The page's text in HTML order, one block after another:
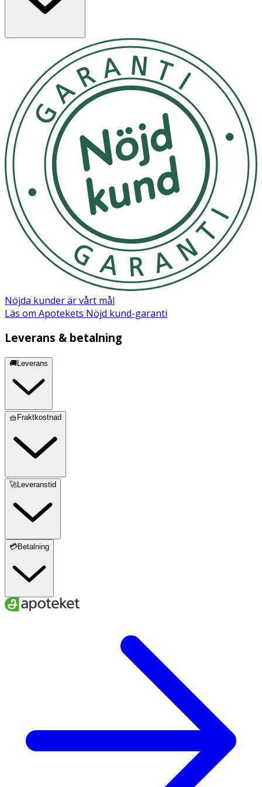
- Förvaras i rumstemperatur.
Nöjda kunder är vårt mål
Läs om Apotekets Nöjd kund-garanti
Leverans & betalning
🚚Leverans
🧺Fraktkostnad
🚀Leveranstid
💳Betalning